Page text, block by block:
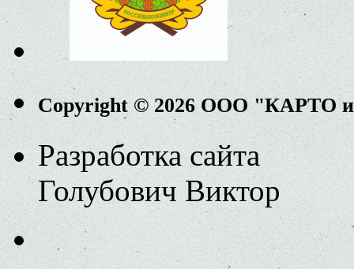
Copyright © 2026 ООО "КАРТО
Разработка сайта
Голубович Виктор